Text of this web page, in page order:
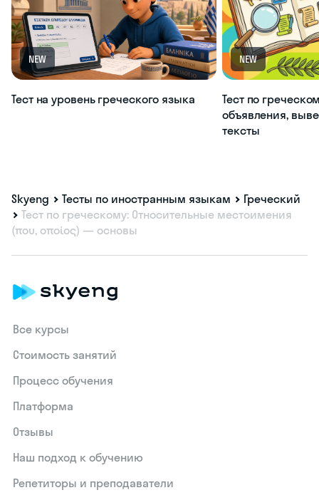
NEW
Тест на уровень греческого языка
NEW
Тест по
объявления,
тексты
Skyeng Тесты по иностранным языкам
Греческий
Тест по греческому: Относительные местоимения
(που, οποίος) — основы
Все курсы
Стоимость занятий
Процесс обучения
Платформа
Отзывы
Наш подход к обучению
Репетиторы и преподаватели